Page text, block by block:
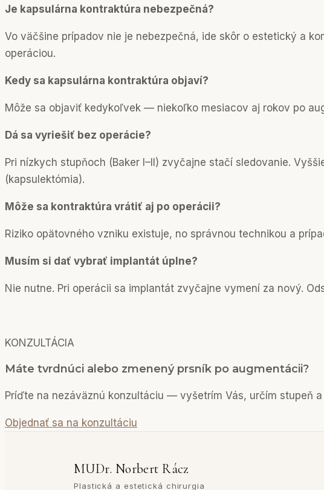
Je kapsulárna kontraktúra nebezpečná?
Vo väčšine prípadov nie je nebezpečná, ide skôr o estetický a
operáciou.
Kedy sa kapsulárna kontraktúra objaví?
Môže sa objaviť kedykoľvek — niekoľko mesiacov aj rokov po
Dá sa vyriešiť bez operácie?
Pri nízkych stupňoch (Baker I–II) zvyčajne stačí sledovanie.
(kapsulektómia).
Môže sa kontraktúra vrátiť aj po operácii?
Riziko opätovného vzniku existuje, no správnou technikou a
Musím si dať vybrať implantát úplne?
Nie nutne. Pri operácii sa implantát zvyčajne vymení za nový.
KONZULTÁCIA
Máte tvrdnúci alebo zmenený prsník po augmentácii?
Príďte na nezáväznú konzultáciu — vyšetrím Vás, určím stupeň a
Objednať sa na konzultáciu
MUDr. Norbert Rácz
Plastická a estetická chirurgia